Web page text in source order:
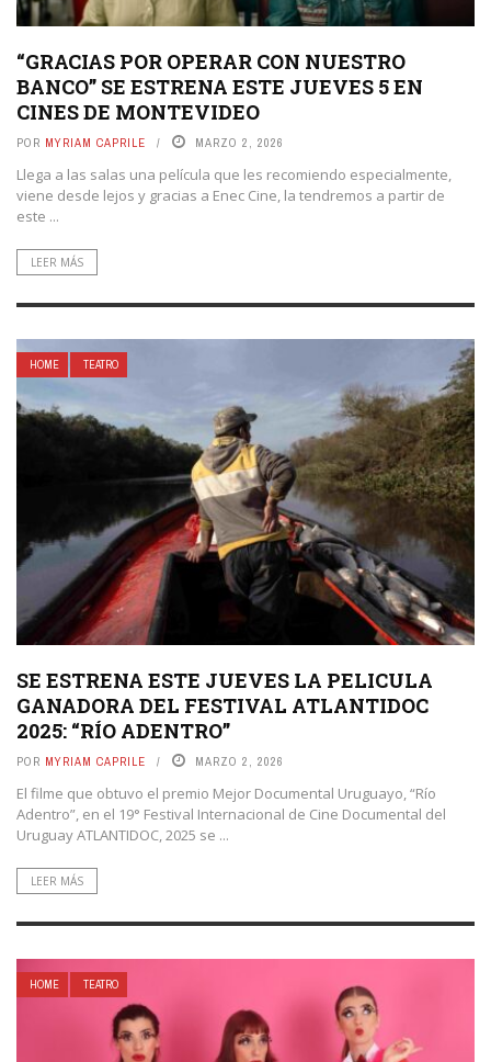
“GRACIAS POR OPERAR CON NUESTRO
BANCO” SE ESTRENA ESTE JUEVES 5 EN
CINES DE MONTEVIDEO
POR MYRIAM CAPRILE MARZO 2, 2026
Llega a las salas una película que les recomiendo especialmente,
viene desde lejos y gracias a Enec Cine, la tendremos a partir de
este ...
LEER MÁS
HOME TEATRO
SE ESTRENA ESTE JUEVES LA PELICULA
GANADORA DEL FESTIVAL ATLANTIDOC
2025: “RÍO ADENTRO”
POR MYRIAM CAPRILE MARZO 2, 2026
El filme que obtuvo el premio Mejor Documental Uruguayo, “Río
Adentro”, en el 19° Festival Internacional de Cine Documental del
Uruguay ATLANTIDOC, 2025 se ...
LEER MÁS
HOME TEATRO